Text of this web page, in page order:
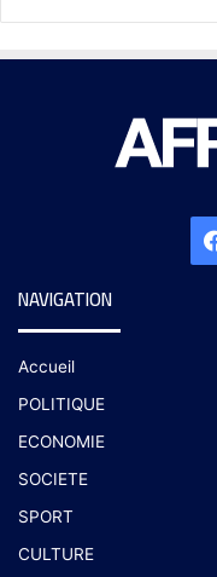
NAVIGATION
Accueil
POLITIQUE
ECONOMIE
SOCIETE
SPORT
CULTURE